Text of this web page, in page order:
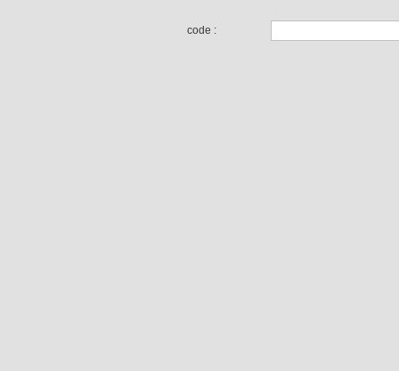
code :